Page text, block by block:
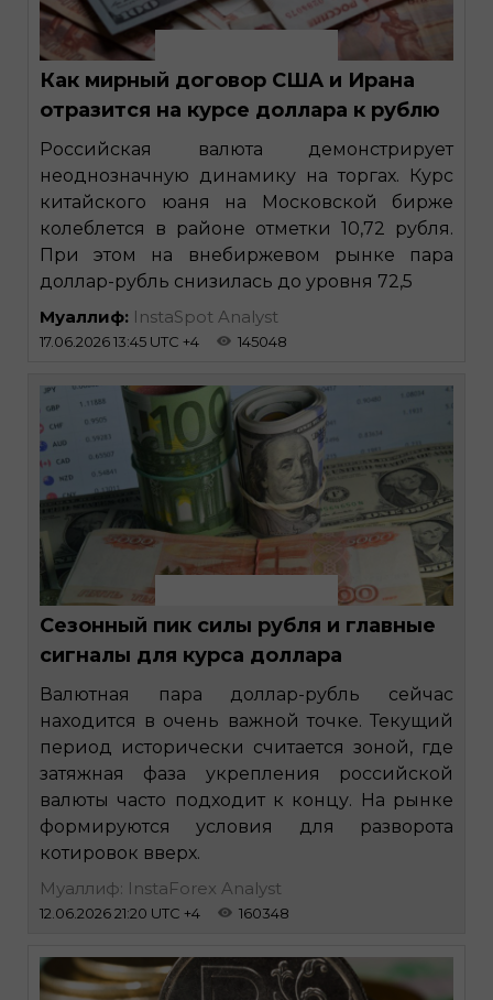
Как мирный договор США и Ирана
отразится на курсе доллара к рублю
Российская валюта демонстрирует
неоднозначную динамику на торгах. Курс
китайского юаня на Московской бирже
колеблется в районе отметки 10,72 рубля.
При этом на внебиржевом рынке пара
доллар-рубль снизилась до уровня 72,5
Муаллиф: InstaSpot Analyst
17.06.2026 13:45 UTC +4 145048
Сезонный пик силы рубля и главные
сигналы для курса доллара
Валютная пара доллар-рубль сейчас
находится в очень важной точке. Текущий
период исторически считается зоной, где
затяжная фаза укрепления российской
валюты часто подходит к концу. На рынке
формируются условия для разворота
котировок вверх.
Муаллиф: InstaForex Analyst
12.06.2026 21:20 UTC +4 160348